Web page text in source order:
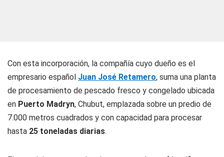
Con esta incorporación, la compañía cuyo dueño es el
empresario español Juan José Retamero, suma una planta
de procesamiento de pescado fresco y congelado ubicada
en Puerto Madryn, Chubut, emplazada sobre un predio de
7.000 metros cuadrados y con capacidad para procesar
hasta 25 toneladas diarias.